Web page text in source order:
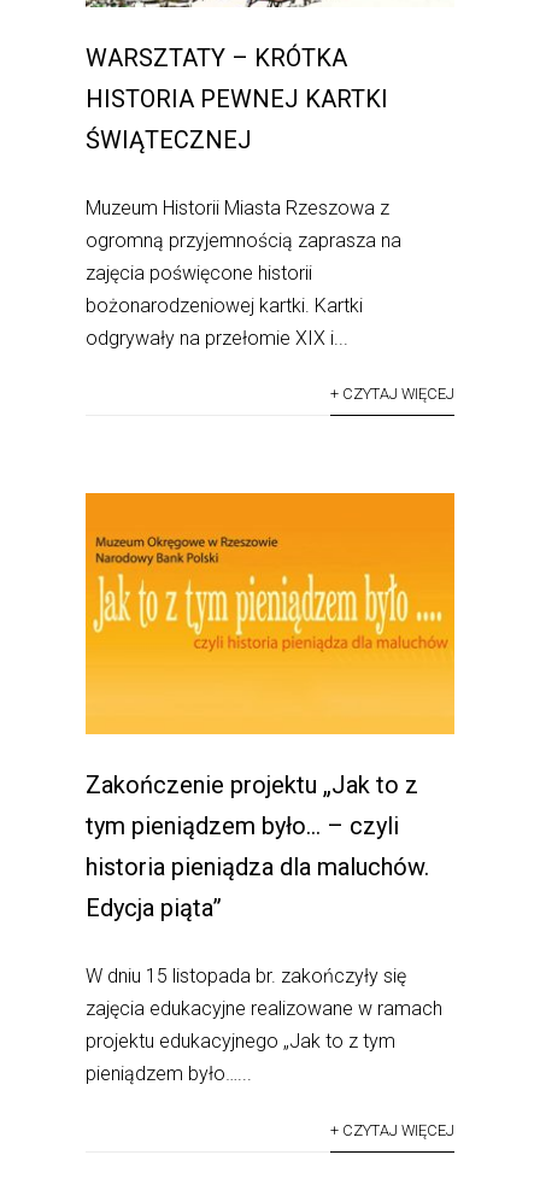
WARSZTATY – KRÓTKA
HISTORIA PEWNEJ KARTKI
ŚWIĄTECZNEJ
Muzeum Historii Miasta Rzeszowa z
ogromną przyjemnością zaprasza na
zajęcia poświęcone historii
bożonarodzeniowej kartki. Kartki
odgrywały na przełomie XIX i...
+ CZYTAJ WIĘCEJ
Zakończenie projektu „Jak to z
tym pieniądzem było… – czyli
historia pieniądza dla maluchów.
Edycja piąta”
W dniu 15 listopada br. zakończyły się
zajęcia edukacyjne realizowane w ramach
projektu edukacyjnego „Jak to z tym
pieniądzem było…...
+ CZYTAJ WIĘCEJ